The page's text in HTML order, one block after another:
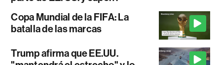
Copa Mundial de la FIFA: La
batalla de las marcas
Trump afirma que EE.UU.